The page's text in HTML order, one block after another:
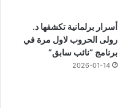
أسرار برلمانية تكشفها د.
رولى الحروب لاول مرة في
برنامج “نائب سابق”
2026-01-14